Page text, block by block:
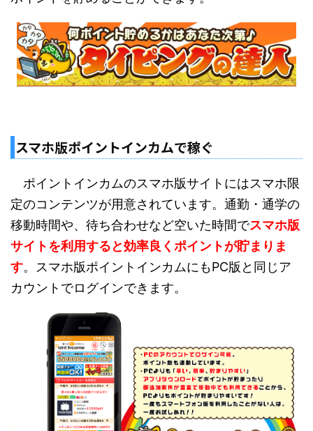
スマホ版ポイントインカムで稼ぐ
ポイントインカムのスマホ版サイトにはスマホ限
定のコンテンツが用意されています。通勤・通学の
移動時間や、待ち合わせなど空いた時間でスマホ版
サイトを利用すると効率良くポイントが貯まりま
す。スマホ版ポイントインカムにもPC版と同じア
カウントでログインできます。